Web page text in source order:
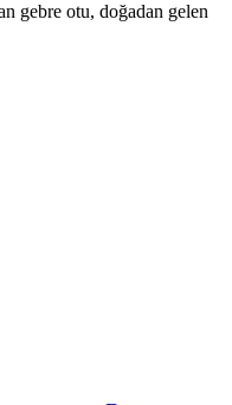
gebre otu, doğadan gelen